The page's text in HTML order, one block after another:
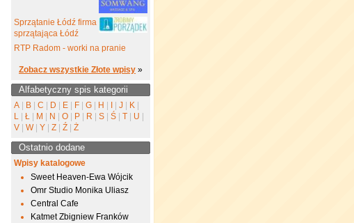
Sprzątanie Łódź firma
sprzątająca Łódź
RTP Radom - worki na pranie
Zobacz wszystkie Złote wpisy »
Alfabetyczny spis kategorii
A B C D E F G H J K
L
Ł M N O P R S Ś T U
V
W Y Z Ź Ż
Ostatnio dodane
Wpisy katalogowe
Sweet Heaven-Ewa Wójcik
Omr Studio Monika Uliasz
Central Cafe
Katmet Zbigniew Franków